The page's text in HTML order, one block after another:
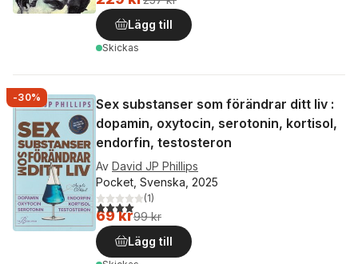
Lägg till
Skickas
-30%
Sex substanser som förändrar ditt liv :
dopamin, oxytocin, serotonin, kortisol,
endorfin, testosteron
Av David JP Phillips
Pocket, Svenska, 2025
4,0utav 5 stjärnor. Totalt antal röster:
(1)
69 kr99 kr
Lägg till